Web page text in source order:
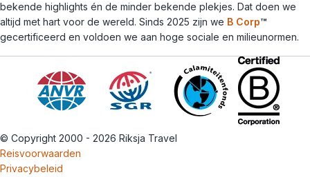
bekende highlights én de minder bekende plekjes. Dat doen we
altijd met hart voor de wereld. Sinds 2025 zijn we B Corp™
gecertificeerd en voldoen we aan hoge sociale en milieunormen.
© Copyright 2000 - 2026 Riksja Travel
Reisvoorwaarden
Privacybeleid